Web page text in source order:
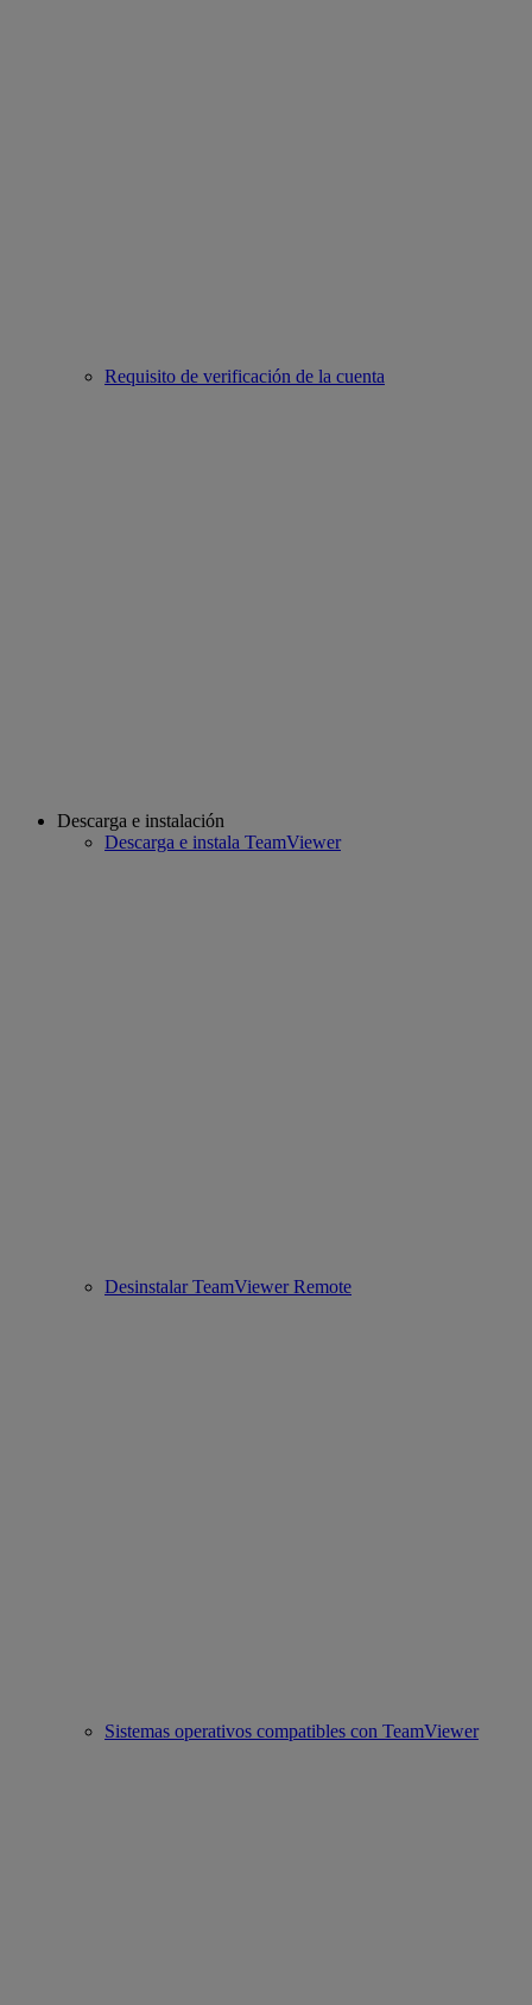
Requisito de verificación de la cuenta
Descarga e instalación
Descarga e instala TeamViewer
Desinstalar TeamViewer Remote
Sistemas operativos compatibles con TeamViewer